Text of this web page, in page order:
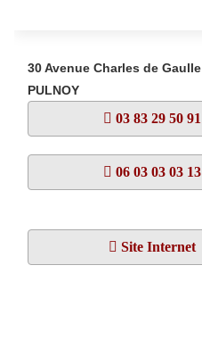
30 Avenue Charles de Gaulle
PULNOY
03 83 29 50 91
06 03 03 03 13
Site Internet